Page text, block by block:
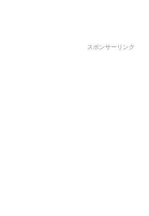
スポンサーリンク